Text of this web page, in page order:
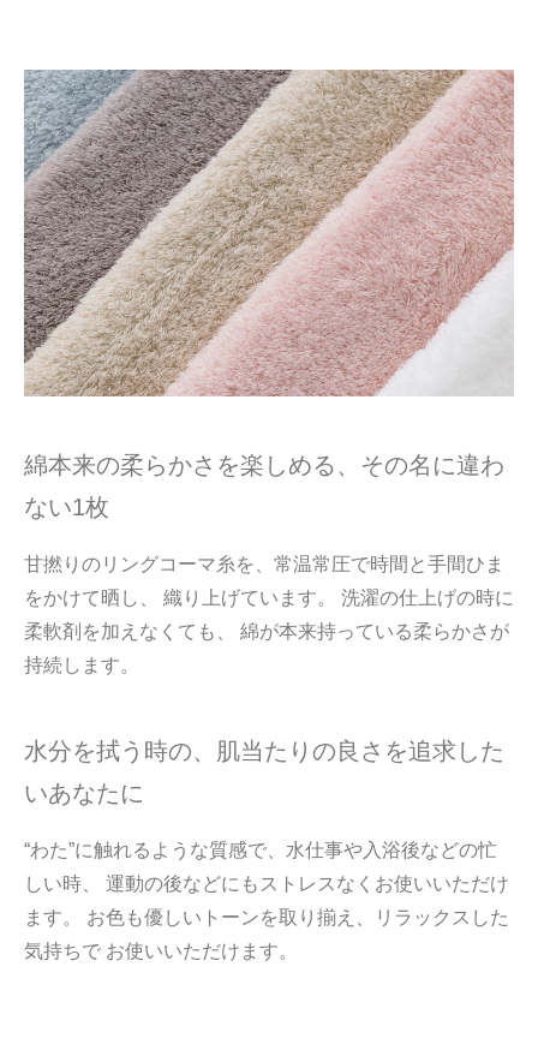
綿本来の柔らかさを楽しめる、その名に違わ
ない1枚
甘撚りのリングコーマ糸を、常温常圧で時間と手間ひま
をかけて晒し、 織り上げています。 洗濯の仕上げの時に
柔軟剤を加えなくても、 綿が本来持っている柔らかさが
持続します。
水分を拭う時の、肌当たりの良さを追求した
いあなたに
“わた”に触れるような質感で、水仕事や入浴後などの忙
しい時、 運動の後などにもストレスなくお使いいただけ
ます。 お色も優しいトーンを取り揃え、リラックスした
気持ちで お使いいただけます。